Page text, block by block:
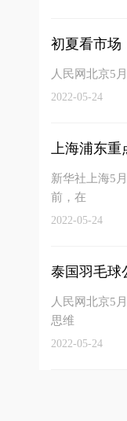
初夏看市场
人民网北京5
2022-05-24
上海浦东重
新华社上海5
前，在
2022-05-24
泰国羽毛球
人民网北京5
思维
2022-05-24